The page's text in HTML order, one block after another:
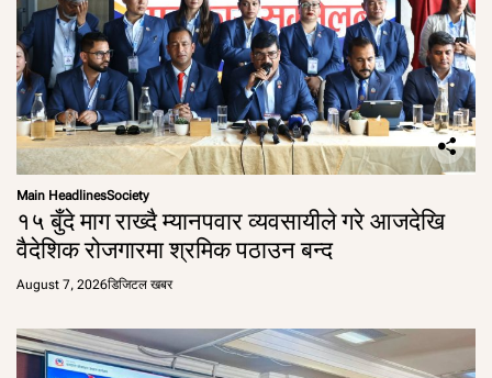
Main HeadlinesSociety
१५ बुँदे माग राख्दै म्यानपवार व्यवसायीले गरे आजदेखि
वैदेशिक रोजगारमा श्रमिक पठाउन बन्द
August 7, 2026डिजिटल खबर